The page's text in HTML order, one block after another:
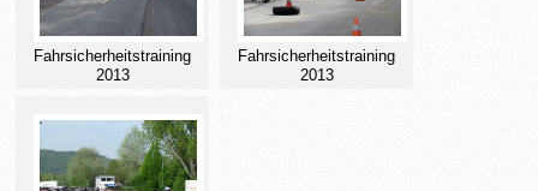
Fahrsicherheitstraining
2013
Fahrsicherheitstraining
2013